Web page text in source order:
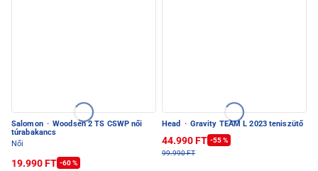
Salomon · Woodsen 2 TS CSWP női
túrabakancs
Női
19.990 FT -60 %
Head · Gravity TEAM L 2023 teniszütő
44.990 FT -55 %
99.990 FT